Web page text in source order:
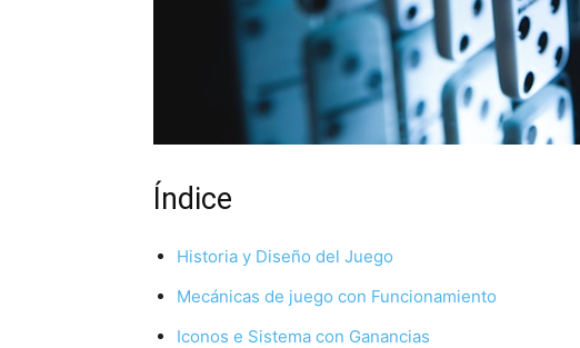
Índice
Historia y Diseño del Juego
Mecánicas de juego con Funcionamiento
Iconos e Sistema con Ganancias